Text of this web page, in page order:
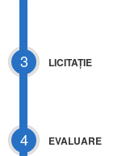
3 LICITAŢIE
4 EVALUARE